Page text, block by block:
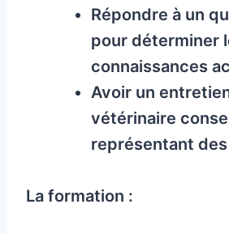
Répondre à un
pour déterminer
connaissances
Avoir un
vétérinaire
représentant des
La formation :